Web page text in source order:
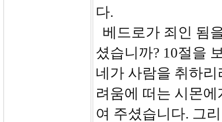
다.
베드로가 죄인 됨
셨습니까? 10절을
네가 사람을 취하
려움에 떠는 시몬
여 주셨습니다. 그